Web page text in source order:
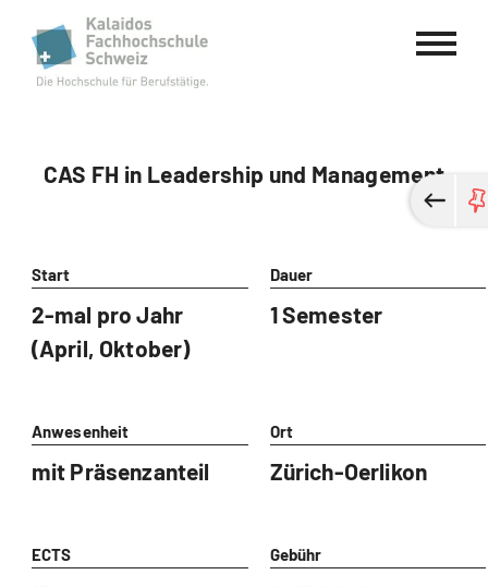
Kalaidos Fachhochschule Schweiz
CAS FH in Leadership und Management
Start
2-mal pro Jahr
(April, Oktober)
Dauer
1 Semester
Anwesenheit
mit Präsenzanteil
Ort
Zürich-Oerlikon
ECTS Gebühr